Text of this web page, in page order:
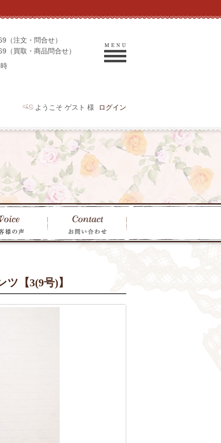
（注文・問合せ）
（買取・商品問合せ）
ようこそ ゲスト 様 ログイン
【3(9号)】